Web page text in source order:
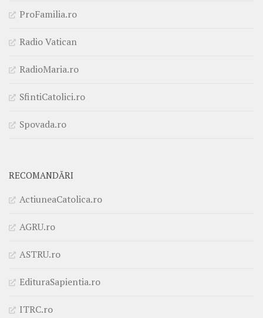
ProFamilia.ro
Radio Vatican
RadioMaria.ro
SfintiCatolici.ro
Spovada.ro
RECOMANDĂRI
ActiuneaCatolica.ro
AGRU.ro
ASTRU.ro
EdituraSapientia.ro
ITRC.ro